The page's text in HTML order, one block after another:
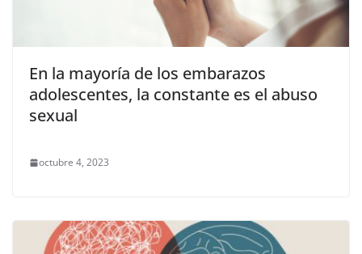
En la mayoría de los embarazos
adolescentes, la constante es el abuso
sexual
octubre 4, 2023